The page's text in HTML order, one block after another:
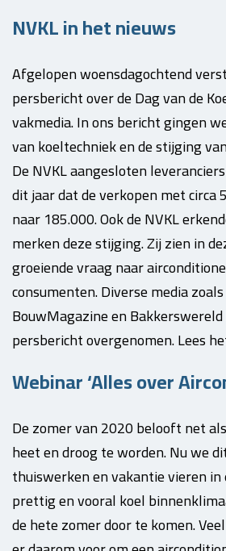
NVKL in het nieuws
Afgelopen woensdagochtend
persbericht over de Dag van de
vakmedia. In ons bericht gingen
van koeltechniek en de stijging
De NVKL aangesloten
dit jaar dat de verkopen met circa
naar 185.000. Ook de NVKL
merken deze stijging. Zij zien in
groeiende vraag naar
consumenten. Diverse media zoals
BouwMagazine en
persbericht overgenomen. Lees
Webinar ‘Alles over
De zomer van 2020 belooft net
heet en droog te worden. Nu we
thuiswerken en vakantie vieren in
prettig en vooral koel
de hete zomer door te komen.